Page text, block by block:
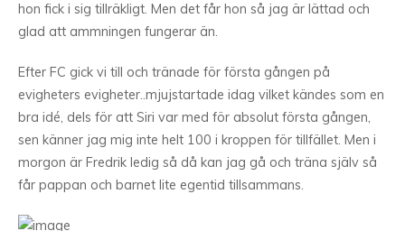
hon fick i sig tillräkligt. Men det får hon så jag är lättad och
glad att ammningen fungerar än.
Efter FC gick vi till och tränade för första gången på
evigheters evigheter..mjujstartade idag vilket kändes som en
bra idé, dels för att Siri var med för absolut första gången,
sen känner jag mig inte helt 100 i kroppen för tillfället. Men i
morgon är Fredrik ledig så då kan jag gå och träna själv så
får pappan och barnet lite egentid tillsammans.